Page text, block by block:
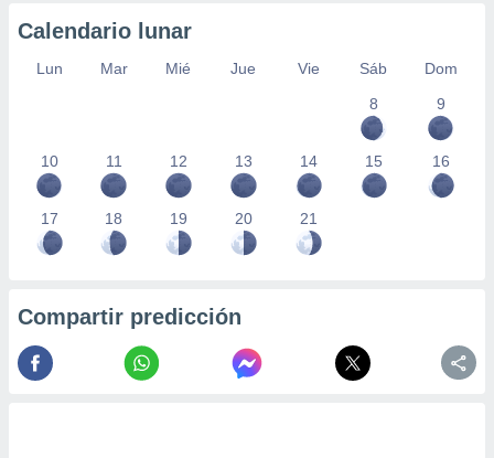
Calendario lunar
Lun Mar Mié Jue Vie Sáb
Dom
8
9
10 11 12 13 14 15 16
17 18 19 20 21
Compartir predicción